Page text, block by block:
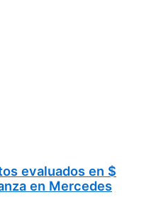
evaluados en $
en Mercedes